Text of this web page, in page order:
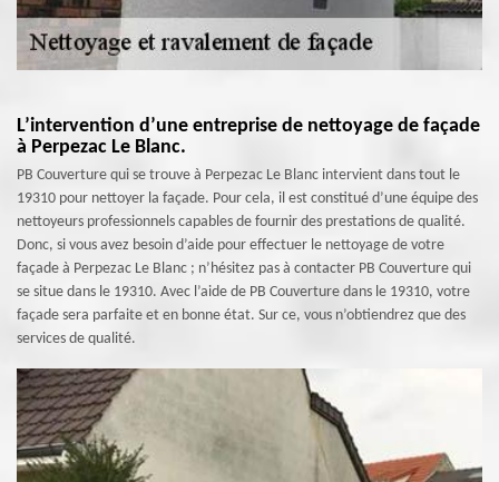
L’intervention d’une entreprise de nettoyage de façade
à Perpezac Le Blanc.
PB Couverture qui se trouve à Perpezac Le Blanc intervient dans tout le
19310 pour nettoyer la façade. Pour cela, il est constitué d’une équipe des
nettoyeurs professionnels capables de fournir des prestations de qualité.
Donc, si vous avez besoin d’aide pour effectuer le nettoyage de votre
façade à Perpezac Le Blanc ; n’hésitez pas à contacter PB Couverture qui
se situe dans le 19310. Avec l’aide de PB Couverture dans le 19310, votre
façade sera parfaite et en bonne état. Sur ce, vous n’obtiendrez que des
services de qualité.